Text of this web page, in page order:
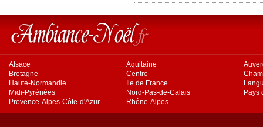
Alsace Aquitaine
Bretagne
Centre
Haute-Normandie
Ile de France
Midi-Pyrénées
Nord-Pas-de-Calais
Pays
Provence-Alpes-Côte-d'Azur
Rhône-Alpes